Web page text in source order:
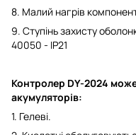
8. Малий нагрів
9. Ступінь захисту
40050 - IP21
Контролер DY-2024
акумуляторів:
1. Гелеві.